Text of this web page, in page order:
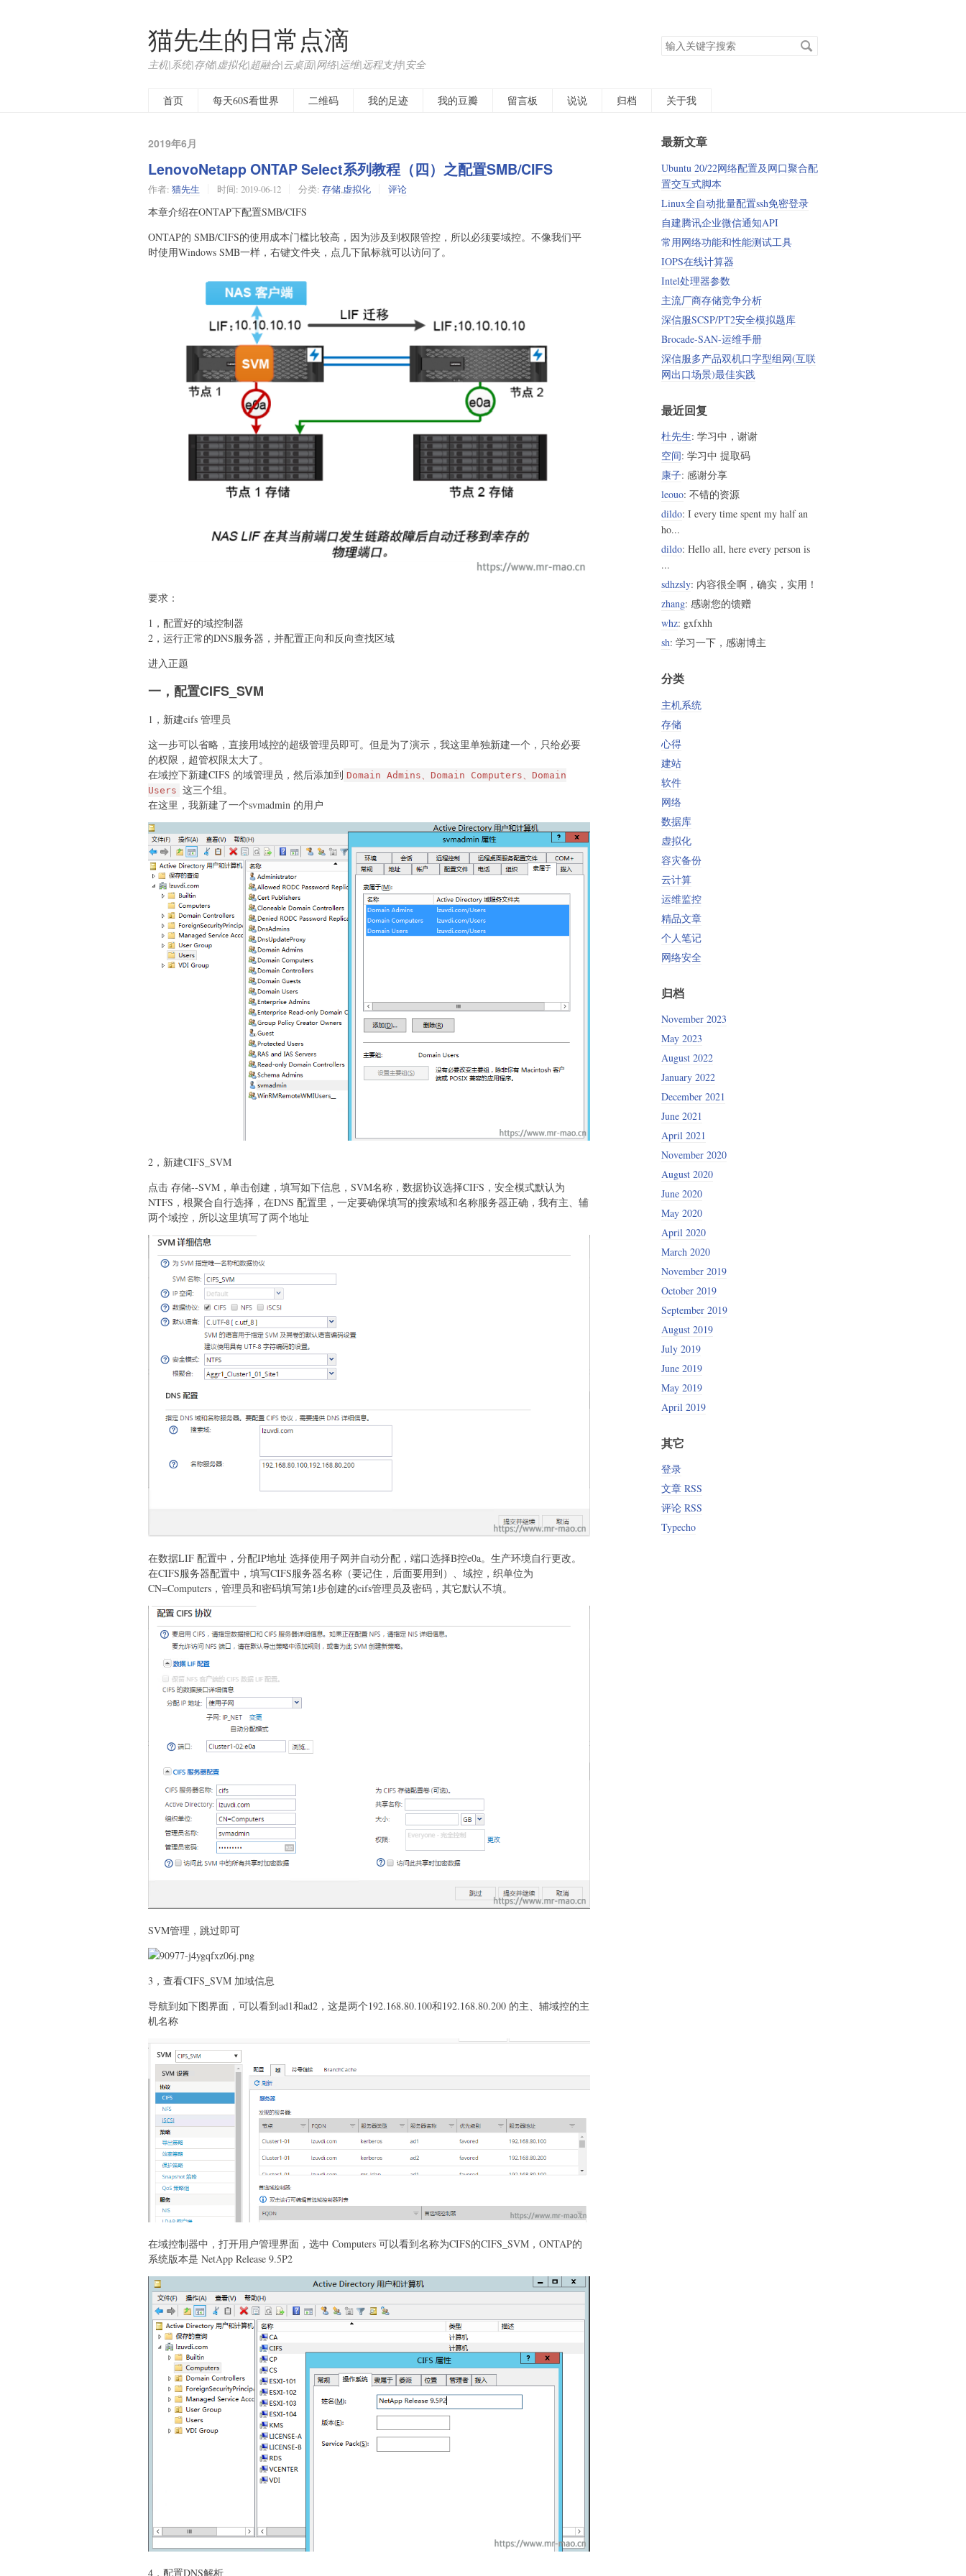
猫先生的日常点滴
主机|系统|存储|虚拟化|超融合|云桌面|网络|运维|远程支持|安全
搜
索
首页
每天60S看世界 二维码 我的足迹 我的豆瓣 留言板 说说 归档 关于我
2019年6月
LenovoNetapp ONTAP Select系列教程（四）之配置SMB/CIFS
作者: 猫先生 时间: 2019-06-12 分类: 存储,虚拟化 评论
本章介绍在ONTAP下配置SMB/CIFS
ONTAP的 SMB/CIFS的使用成本门槛比较高，因为涉及到权限管控，所以必须要域控。不像我们平
时使用Windows SMB一样，右键文件夹，点几下鼠标就可以访问了。
要求：
1，配置好的域控制器
2，运行正常的DNS服务器，并配置正向和反向查找区域
进入正题
一，配置CIFS_SVM
1，新建cifs 管理员
这一步可以省略，直接用域控的超级管理员即可。但是为了演示，我这里单独新建一个，只给必要
的权限，超管权限太大了。
在域控下新建CIFS 的域管理员，然后添加到 Domain Admins、Domain Computers、Domain
Users 这三个组。
在这里，我新建了一个svmadmin 的用户
2，新建CIFS_SVM
点击 存储--SVM，单击创建，填写如下信息，SVM名称，数据协议选择CIFS，安全模式默认为
NTFS，根聚合自行选择，在DNS 配置里，一定要确保填写的搜索域和名称服务器正确，我有主、辅
两个域控，所以这里填写了两个地址
在数据LIF 配置中，分配IP地址 选择使用子网并自动分配，端口选择B控e0a。生产环境自行更改。
在CIFS服务器配置中，填写CIFS服务器名称（要记住，后面要用到）、域控，织单位为
CN=Computers，管理员和密码填写第1步创建的cifs管理员及密码，其它默认不填。
SVM管理，跳过即可
3，查看CIFS_SVM 加域信息
导航到如下图界面，可以看到ad1和ad2，这是两个192.168.80.100和192.168.80.200 的主、辅域控的主
机名称
在域控制器中，打开用户管理界面，选中 Computers 可以看到名称为CIFS的CIFS_SVM，ONTAP的
系统版本是 NetApp Release 9.5P2
4，配置DNS解析
最新文章
Ubuntu 20/22网络配置及网口聚合配
置交互式脚本
Linux全自动批量配置ssh免密登录
自建腾讯企业微信通知API
常用网络功能和性能测试工具
IOPS在线计算器
Intel处理器参数
主流厂商存储竞争分析
深信服SCSP/PT2安全模拟题库
Brocade-SAN-运维手册
深信服多产品双机口字型组网(互联
网出口场景)最佳实践
最近回复
杜先生: 学习中，谢谢
空间: 学习中 提取码
康子: 感谢分享
leouo: 不错的资源
dildo: I every time spent my half an
ho...
dildo: Hello all, here every person is
...
sdhzsly: 内容很全啊，确实，实用！
zhang: 感谢您的馈赠
whz: gxfxhh
sh: 学习一下，感谢博主
分类
主机系统
存储
心得
建站
软件
网络
数据库
虚拟化
容灾备份
云计算
运维监控
精品文章
个人笔记
网络安全
归档
November 2023
May 2023
August 2022
January 2022
December 2021
June 2021
April 2021
November 2020
August 2020
June 2020
May 2020
April 2020
March 2020
November 2019
October 2019
September 2019
August 2019
July 2019
June 2019
May 2019
April 2019
其它
登录
文章 RSS
评论 RSS
Typecho